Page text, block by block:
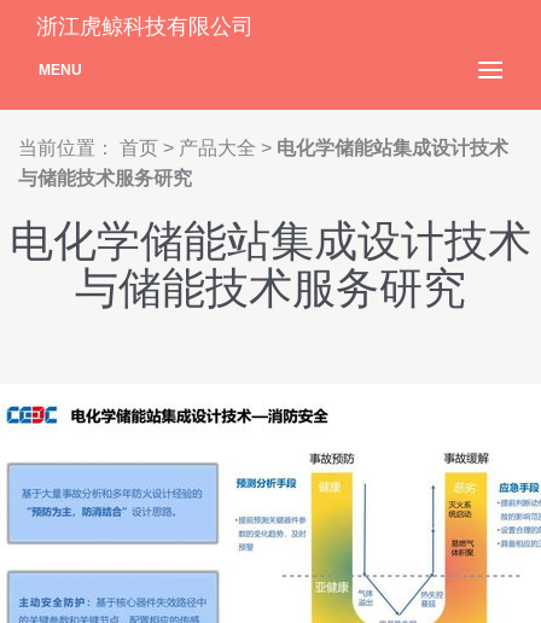
浙江虎鲸科技有限公司
MENU
当前位置： 首页 > 产品大全 > 电化学储能站集成设计技术
与储能技术服务研究
电化学储能站集成设计技术
与储能技术服务研究